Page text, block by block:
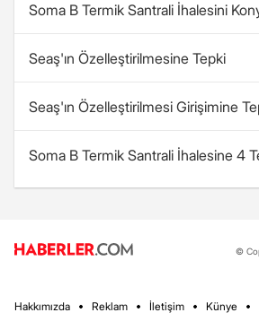
Soma B Termik Santrali İhalesini
Seaş'ın Özelleştirilmesine Tepki
Seaş'ın Özelleştirilmesi Girişimine
Soma B Termik Santrali İhalesine 4
©
Hakkımızda Reklam İletişim Künye